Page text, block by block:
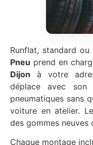
Runflat, standard
Pneu prend en
Dijon à votre
déplace avec son
pneumatiques sans
voiture en atelier.
des gommes neuves
Chaque montage